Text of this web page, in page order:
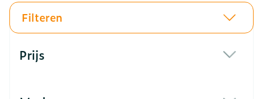
Filteren
Prijs